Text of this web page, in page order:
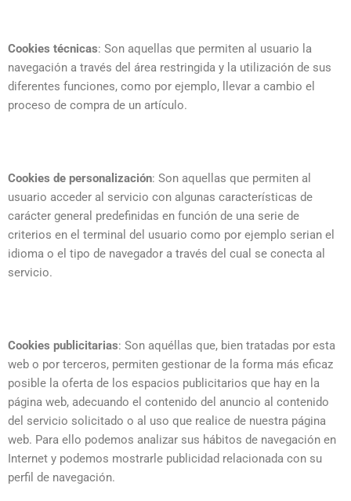
Cookies técnicas: Son aquellas que permiten al usuario la
navegación a través del área restringida y la utilización de sus
diferentes funciones, como por ejemplo, llevar a cambio el
proceso de compra de un artículo.
Cookies de personalización: Son aquellas que permiten al
usuario acceder al servicio con algunas características de
carácter general predefinidas en función de una serie de
criterios en el terminal del usuario como por ejemplo serian el
idioma o el tipo de navegador a través del cual se conecta al
servicio.
Cookies publicitarias: Son aquéllas que, bien tratadas por esta
web o por terceros, permiten gestionar de la forma más eficaz
posible la oferta de los espacios publicitarios que hay en la
página web, adecuando el contenido del anuncio al contenido
del servicio solicitado o al uso que realice de nuestra página
web. Para ello podemos analizar sus hábitos de navegación en
Internet y podemos mostrarle publicidad relacionada con su
perfil de navegación.